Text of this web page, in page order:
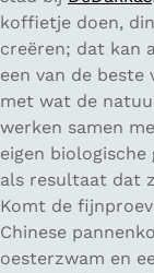
koffietje doen,
creëren; dat kan
een van de
met wat de
werken samen
eigen
als resultaat dat
Komt de
Chinese
oesterzwam en